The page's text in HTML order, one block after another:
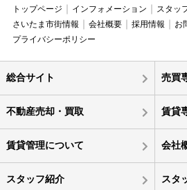
トップページ インフォメーション スタッ
さいたま市街情報
会社概要 採用情報
お
プライバシーポリシー
総合サイト 売買
不動産売却・買取 賃貸
賃貸管理について 会社
スタッフ紹介 スタ